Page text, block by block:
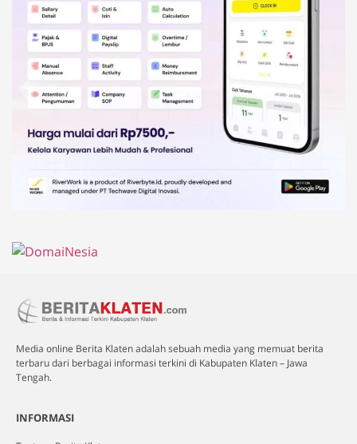
Media online Berita Klaten adalah sebuah media yang memuat berita
terbaru dari berbagai informasi terkini di Kabupaten Klaten – Jawa
Tengah.
INFORMASI